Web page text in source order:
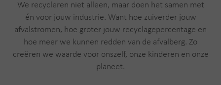
We recycleren niet alleen, maar doen het samen met
én voor jouw industrie. Want hoe zuiverder jouw
afvalstromen, hoe groter jouw recyclagepercentage en
hoe meer we kunnen redden van de afvalberg. Zo
creëren we waarde voor onszelf, onze kinderen en onze
planeet.